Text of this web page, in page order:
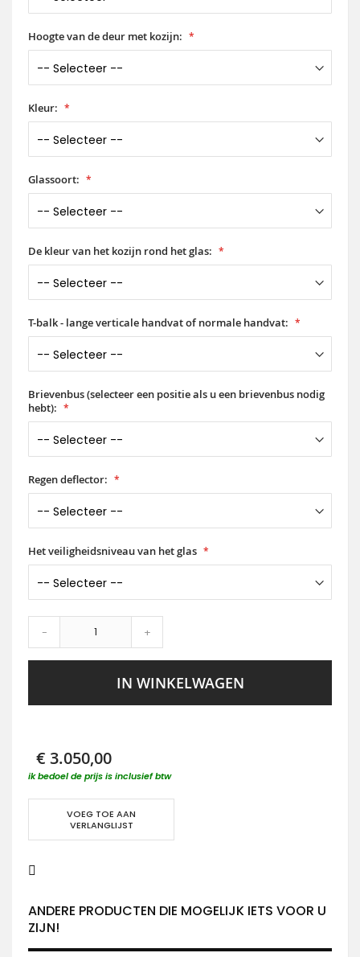
Hoogte van de deur met kozijn:
Kleur:
Glassoort:
De kleur van het kozijn rond het glas:
T-balk - lange verticale handvat of normale handvat:
Brievenbus (selecteer een positie als u een brievenbus nodig
hebt):
Regen deflector:
Het veiligheidsniveau van het glas
- +
IN WINKELWAGEN
€ 3.050,00
ik bedoel de prijs is inclusief btw
VOEG TOE AAN
VERLANGLIJST
ANDERE PRODUCTEN DIE MOGELIJK IETS VOOR U
ZIJN!